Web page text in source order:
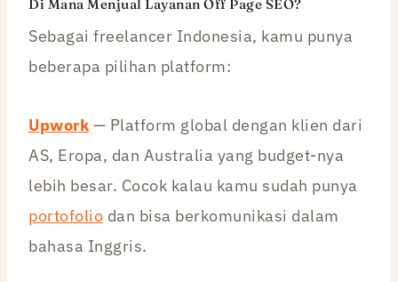
Di Mana Menjual Layanan Off Page SEO?
Sebagai freelancer Indonesia, kamu punya
beberapa pilihan platform:
Upwork— Platform global dengan klien dari
AS, Eropa, dan Australia yang budget-nya
lebih besar. Cocok kalau kamu sudah punya
portofolio dan bisa berkomunikasi dalam
bahasa Inggris.